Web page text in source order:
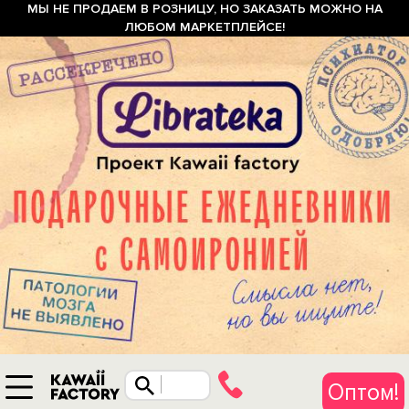
МЫ НЕ ПРОДАЕМ В РОЗНИЦУ, НО ЗАКАЗАТЬ МОЖНО НА
ЛЮБОМ МАРКЕТПЛЕЙСЕ!
Оптом!